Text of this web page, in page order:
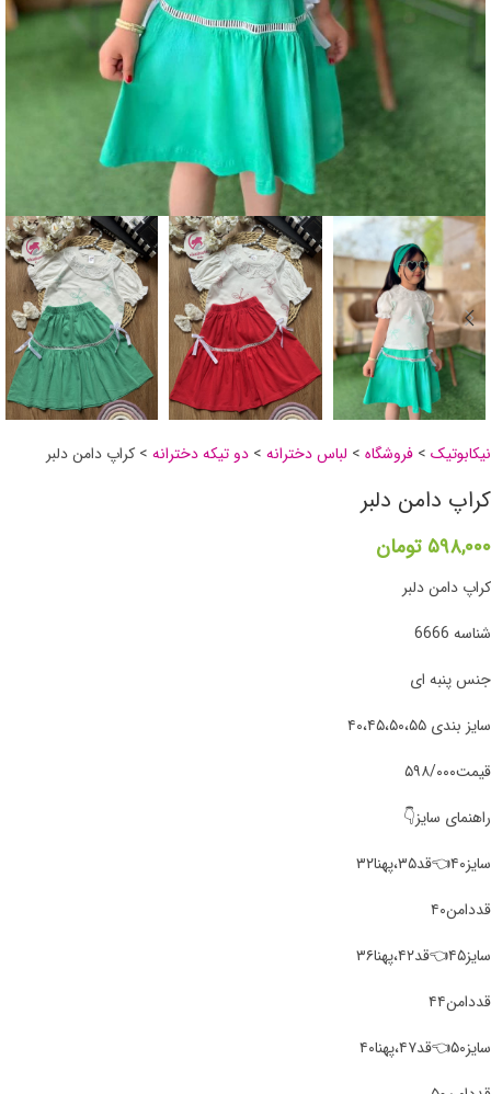
نیکابوتیک > فروشگاه > لباس دخترانه > دو تیکه دخترانه > کراپ دامن دلبر
کراپ دامن دلبر
۵۹۸,۰۰۰ تومان
کراپ دامن دلبر
شناسه 6666
جنس پنبه ای
سایز بندی ۴۰،۴۵،۵۰،۵۵
قیمت۵۹۸/۰۰۰
راهنمای سایز👇
سایز۴۰👈قد۳۵،پهنا۳۲
قددامن۴۰
سایز۴۵👈قد۴۲،پهنا۳۶
قد‌دامن۴۴
سایز۵۰👈قد۴۷،پهنا۴۰